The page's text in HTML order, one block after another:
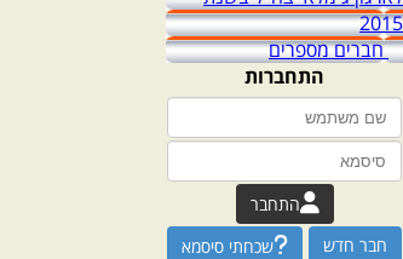
2015
חברים מספרים
התחברות
התחבר
חבר חדש
שכחתי סיסמא